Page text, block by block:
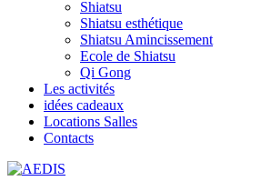
Shiatsu
Shiatsu esthétique
Shiatsu Amincissement
Ecole de Shiatsu
Qi Gong
Les activités
idées cadeaux
Locations Salles
Contacts